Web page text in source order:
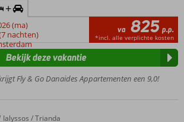
+
(ma)
nachten)
va 825 p.p.
*incl. alle verplichte kosten
Fly & Go Danaides Appartementen een 9,0!
Bekijk deze vakantie
Ialyssos / Trianda